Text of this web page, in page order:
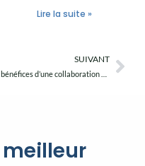
Lire la suite »
SUIVANT
meilleur